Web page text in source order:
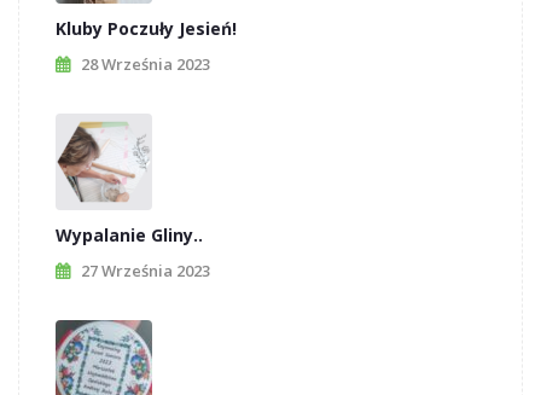
Kluby Poczuły Jesień!
28 Września 2023
Wypalanie Gliny..
27 Września 2023